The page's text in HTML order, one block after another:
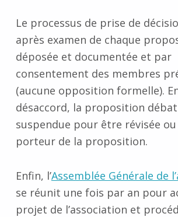
Le processus de prise de
après examen de chaque
déposée et documentée et par
consentement des membres
(aucune opposition formelle).
désaccord, la proposition
suspendue pour être révisée
porteur de la proposition.
Enfin, l’Assemblée Générale de
se réunit une fois par an pour
projet de l’association et